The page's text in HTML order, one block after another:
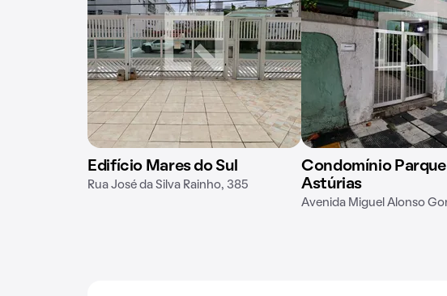
Edifício Mares do Sul
Rua José da Silva Rainho, 385
Condomínio Parque
Astúrias
Avenida Miguel Alonso